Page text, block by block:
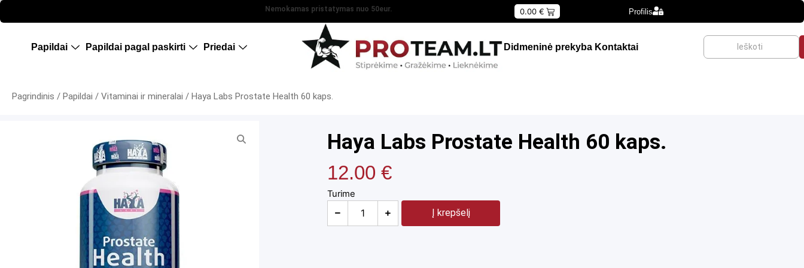
Nemokamas pristatymas nuo 50eur. 0.00 € Profilis
Papildai Papildai pagal paskirti Priedai Didmeninė prekyba Kontaktai
Pagrindinis / Papildai / Vitaminai ir mineralai / Haya Labs Prostate Health 60 kaps.
Haya Labs Prostate Health 60 kaps.
12.00€
Turime
Į krepšelį